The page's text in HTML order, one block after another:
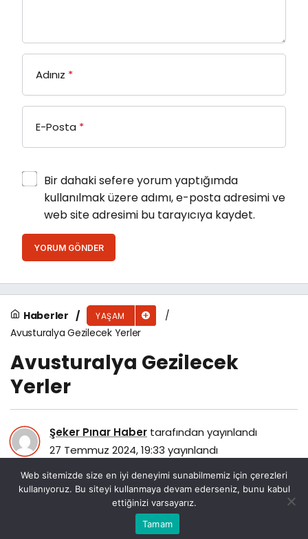
Adınız *
E-Posta *
Bir dahaki sefere yorum yaptığımda
kullanılmak üzere adımı, e-posta adresimi ve
web site adresimi bu tarayıcıya kaydet.
YORUM GÖNDER
Haberler YAŞAM
Avusturalya Gezilecek Yerler
Avusturalya Gezilecek
Yerler
Şeker Pınar Haber tarafından yayınlandı
27 Temmuz 2024, 19:33 yayınlandı
Bu web sitesinde en iyi deneyimi yaşamanızı sağlamak
için çerezler kullanılmaktadır.
Eczaneler
Web sitemizde size en iyi deneyimi sunabilmemiz için çerezleri
kullanıyoruz. Bu siteyi kullanmaya devam ederseniz, bunu kabul
ettiğinizi varsayarız.
Tamam